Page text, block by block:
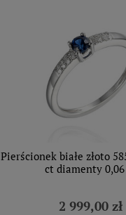
Pierścionek białe złoto
ct diamenty
2 999,00 zł